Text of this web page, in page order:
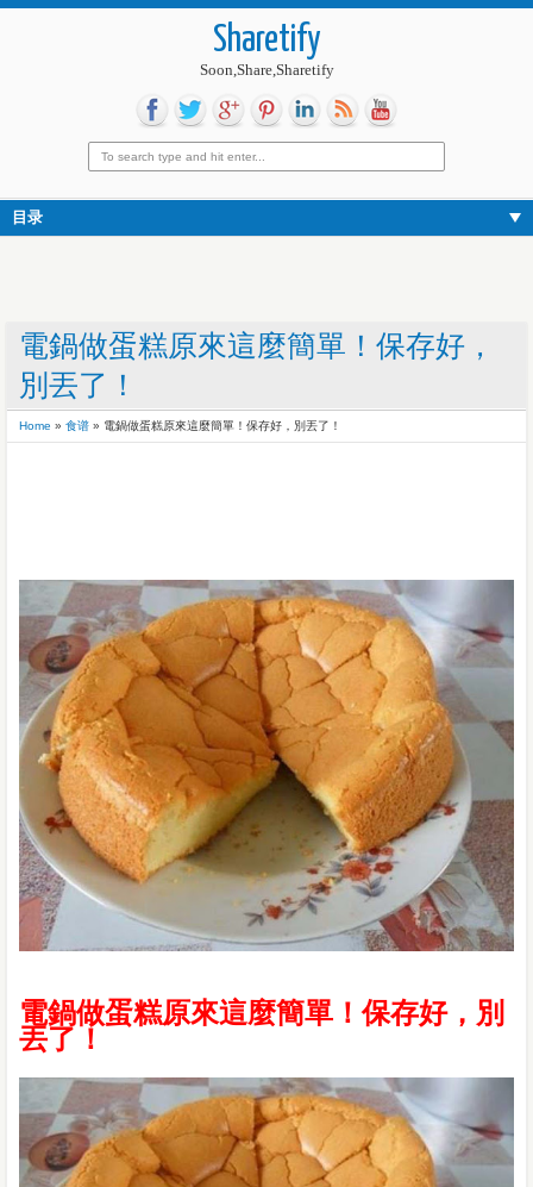
Sharetify
Soon,Share,Sharetify
目录
電鍋做蛋糕原來這麼簡單！保存好，
別丟了！
Home » 食谱 » 電鍋做蛋糕原來這麼簡單！保存好，別丟了！
電鍋做蛋糕原來這麼簡單！保存好，別
丟了！